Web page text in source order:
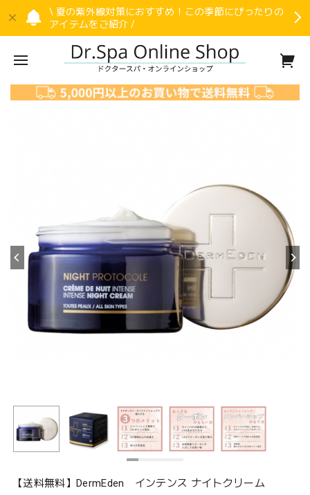
\ 夏の紫外線対策におすすめ！この季節にぴったりの
アイテムをご紹介 /
【送料無料】DermEden インテンス ナイトクリーム